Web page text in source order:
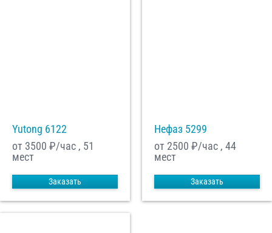
Yutong 6122
от 3500 ₽/час , 51
мест
Заказать
Нефаз 5299
от 2500 ₽/час , 44
мест
Заказать